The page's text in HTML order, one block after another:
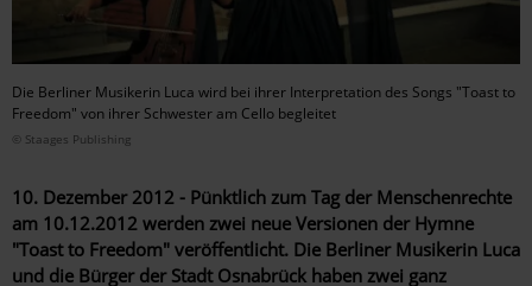
Die Berliner Musikerin Luca wird bei ihrer Interpretation des Songs "Toast to
Freedom" von ihrer Schwester am Cello begleitet
© Staages Publishing
10. Dezember 2012 - Pünktlich zum Tag der Menschenrechte
am 10.12.2012 werden zwei neue Versionen der Hymne
"Toast to Freedom" veröffentlicht. Die Berliner Musikerin Luca
und die Bürger der Stadt Osnabrück haben zwei ganz